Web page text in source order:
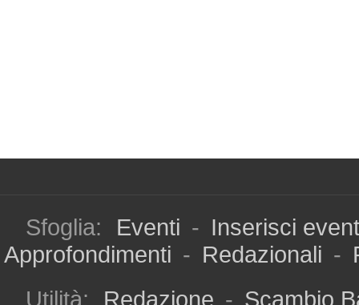
Sfoglia: Eventi - Inserisci
Approfondimenti - Redazionali -
Utilità:
Redazione - Scambio